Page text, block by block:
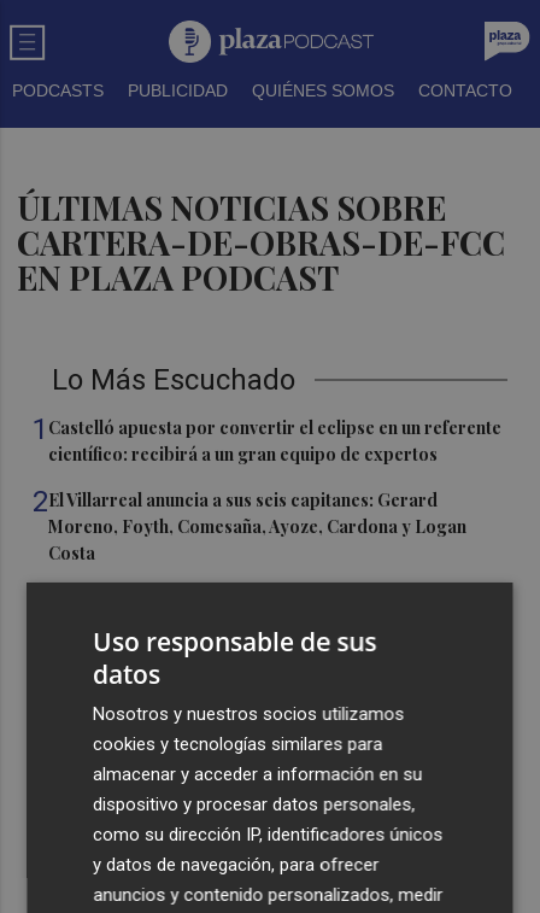
PODCASTS PUBLICIDAD QUIÉNES SOMOS CONTACTO
ÚLTIMAS NOTICIAS SOBRE
CARTERA-DE-OBRAS-DE-FCC
EN PLAZA PODCAST
Lo Más Escuchado
1 Castelló apuesta por convertir el eclipse en un referente
científico: recibirá a un gran equipo de expertos
2El Villarreal anuncia a sus seis capitanes: Gerard
Moreno, Foyth, Comesaña, Ayoze, Cardona y Logan
Costa
San Javier da viabilidad al nuevo contrato del transporte
324 habitaciones
Estos son los estrenos que abren la cartelera en agosto:
de la comedia 'El último mono' a una nueva entrega de
'La Patrulla Canina'
Uso responsable de sus
datos
Nosotros y nuestros socios utilizamos
cookies y tecnologías similares para
almacenar y acceder a información en su
dispositivo y procesar datos personales,
como su dirección IP, identificadores únicos
y datos de navegación, para ofrecer
anuncios y contenido personalizados, medir